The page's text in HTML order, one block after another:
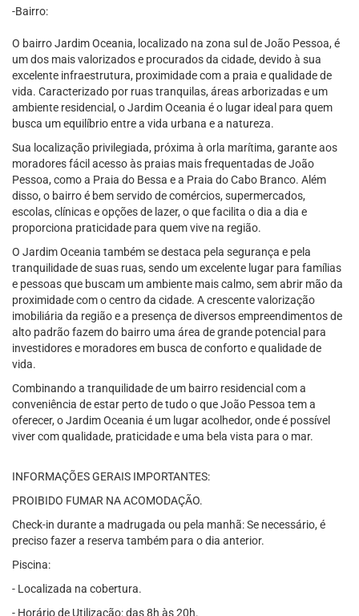
-Bairro:
O bairro Jardim Oceania, localizado na zona sul de João Pessoa, é
um dos mais valorizados e procurados da cidade, devido à sua
excelente infraestrutura, proximidade com a praia e qualidade de
vida. Caracterizado por ruas tranquilas, áreas arborizadas e um
ambiente residencial, o Jardim Oceania é o lugar ideal para quem
busca um equilíbrio entre a vida urbana e a natureza.
Sua localização privilegiada, próxima à orla marítima, garante aos
moradores fácil acesso às praias mais frequentadas de João
Pessoa, como a Praia do Bessa e a Praia do Cabo Branco. Além
disso, o bairro é bem servido de comércios, supermercados,
escolas, clínicas e opções de lazer, o que facilita o dia a dia e
proporciona praticidade para quem vive na região.
O Jardim Oceania também se destaca pela segurança e pela
tranquilidade de suas ruas, sendo um excelente lugar para famílias
e pessoas que buscam um ambiente mais calmo, sem abrir mão da
proximidade com o centro da cidade. A crescente valorização
imobiliária da região e a presença de diversos empreendimentos de
alto padrão fazem do bairro uma área de grande potencial para
investidores e moradores em busca de conforto e qualidade de
vida.
Combinando a tranquilidade de um bairro residencial com a
conveniência de estar perto de tudo o que João Pessoa tem a
oferecer, o Jardim Oceania é um lugar acolhedor, onde é possível
viver com qualidade, praticidade e uma bela vista para o mar.
INFORMAÇÕES GERAIS IMPORTANTES:
PROIBIDO FUMAR NA ACOMODAÇÃO.
Check-in durante a madrugada ou pela manhã: Se necessário, é
preciso fazer a reserva também para o dia anterior.
Piscina:
- Localizada na cobertura.
- Horário de Utilização: das 8h às 20h.